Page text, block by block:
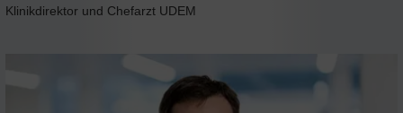
Klinikdirektor und Chefarzt UDEM